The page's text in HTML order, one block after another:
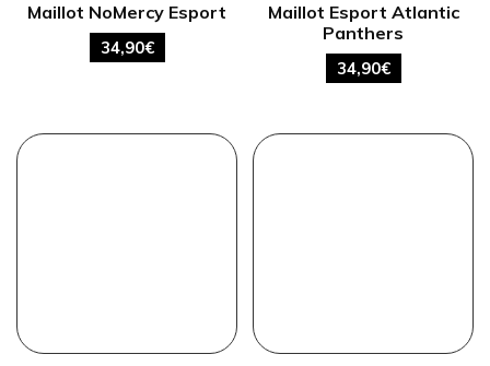
Maillot NoMercy Esport
34,90€
Maillot Esport Atlantic
Panthers
34,90€